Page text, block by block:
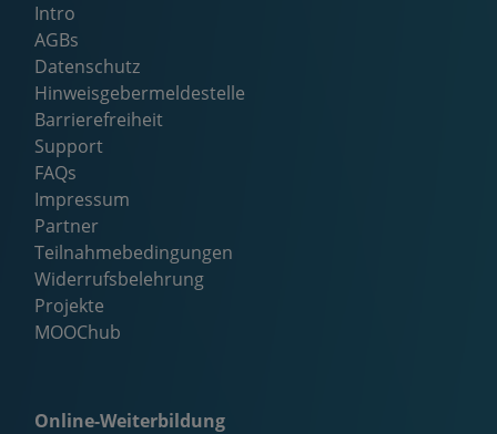
Intro
AGBs
Datenschutz
Hinweisgebermeldestelle
Barrierefreiheit
Support
FAQs
Impressum
Partner
Teilnahmebedingungen
Widerrufsbelehrung
Projekte
MOOChub
Online-Weiterbildung